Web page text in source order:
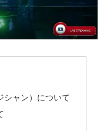
シャン）について